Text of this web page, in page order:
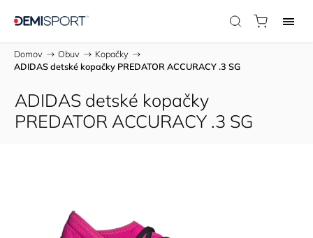
Domov / Obuv / Kopačky /
ADIDAS detské kopačky PREDATOR ACCURACY .3 SG
ADIDAS detské kopačky
PREDATOR ACCURACY .3 SG